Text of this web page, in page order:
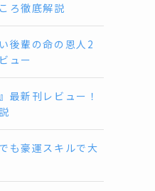
ろ徹底解説
後輩の命の恩人2
ュー
最新刊レビュー！
も豪運スキルで大